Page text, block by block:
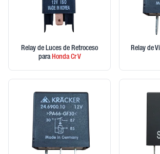
Relay de Luces de Retroceso
paraHondaCr V
Relay de